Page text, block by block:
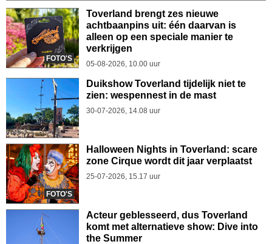
FOTO'S
Toverland brengt zes nieuwe
achtbaanpins uit: één daarvan is
alleen op een speciale manier te
verkrijgen
05-08-2026, 10.00 uur
Duikshow Toverland tijdelijk niet te
zien: wespennest in de mast
30-07-2026, 14.08 uur
FOTO'S
Halloween Nights in Toverland: scare
zone Cirque wordt dit jaar verplaatst
25-07-2026, 15.17 uur
Acteur geblesseerd, dus Toverland
komt met alternatieve show: Dive into
the Summer